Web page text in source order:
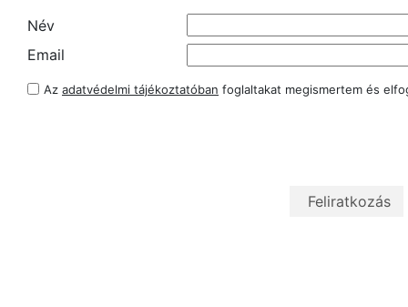
Név
Email
Az adatvédelmi tájékoztatóban foglaltakat megismertem és